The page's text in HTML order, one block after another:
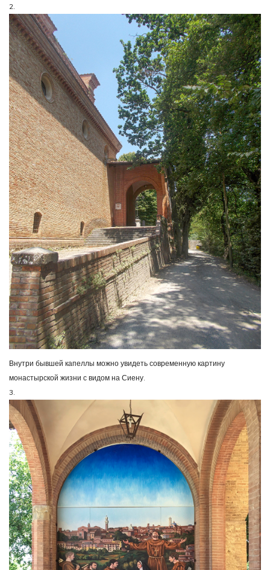
2.
Внутри бывшей капеллы можно увидеть современную картину
монастырской жизни с видом на Сиену.
3.